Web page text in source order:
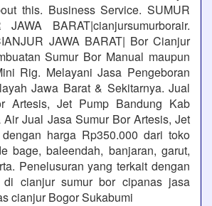
this. Business Service. SUMUR
BARAT|cianjursumurborair.
JAWA BARAT| Bor Cianjur
Sumur Bor Manual maupun
Rig. Melayani Jasa Pengeboran
Jawa Barat & Sekitarnya. Jual
Artesis, Jet Pump Bandung Kab
Air Jual Jasa Sumur Bor Artesis, Jet
harga Rp350.000 dari toko
bage, baleendah, banjaran, garut,
Penelusuran yang terkait dengan
cianjur sumur bor cipanas jasa
cianjur Bogor Sukabumi